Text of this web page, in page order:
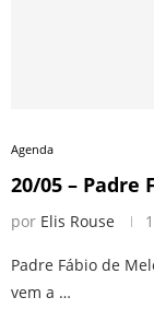
Agenda
20/05 – Padre
por Elis Rouse
Padre Fábio de
vem a …